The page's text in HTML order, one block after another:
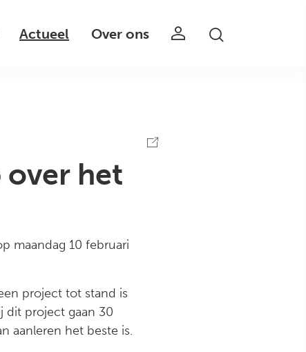
Actueel Over ons
over het
maandag 10 februari
project tot stand is
dit project gaan 30
aanleren het beste is.